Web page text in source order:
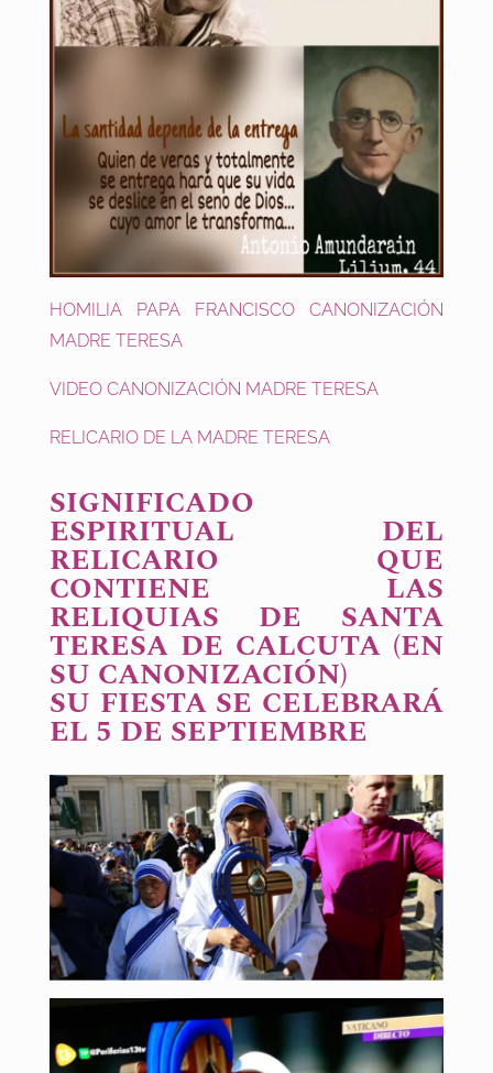
HOMILIA PAPA FRANCISCO CANONIZACIÓN
MADRE TERESA
VIDEO CANONIZACIÓN MADRE TERESA
RELICARIO DE LA MADRE TERESA
SIGNIFICADO
ESPIRITUAL DEL
RELICARIO QUE
CONTIENE LAS
RELIQUIAS DE SANTA
TERESA DE CALCUTA (EN
SU CANONIZACIÓN)
SU FIESTA SE CELEBRARÁ
EL 5 DE SEPTIEMBRE